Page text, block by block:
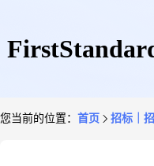
您当前的位置： 首页 招标｜